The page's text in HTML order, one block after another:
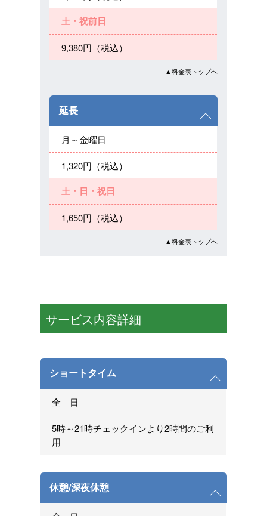
土・祝前日
9,380円（税込）
▲料金表トップへ
延長
月～金曜日
1,320円（税込）
土・日・祝日
1,650円（税込）
▲料金表トップへ
サービス内容詳細
ショートタイム
全 日
5時～21時チェックインより2時間のご利
用
休憩/深夜休憩